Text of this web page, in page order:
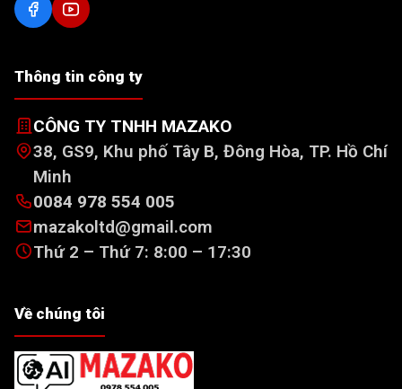
Thông tin công ty
CÔNG TY TNHH MAZAKO
38, GS9, Khu phố Tây B, Đông Hòa, TP. Hồ Chí
Minh
0084 978 554 005
mazakoltd@gmail.com
Thứ 2 – Thứ 7: 8:00 – 17:30
Về chúng tôi